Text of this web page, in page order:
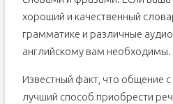
хороший и качественный
грамматике и различные
английскому вам необходимы.
Известный факт, что общение
лучший способ приобрести